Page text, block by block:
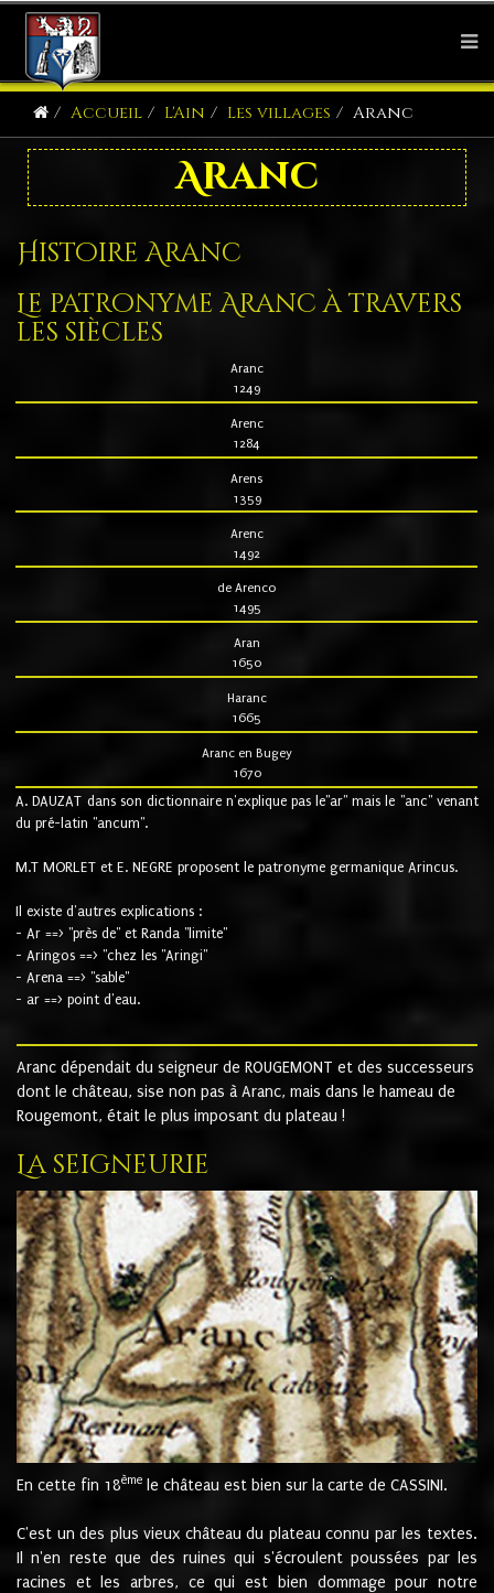
Accueil L'Ain Les villages Aranc
Aranc
Histoire Aranc
Le patronyme Aranc à travers
les siècles
Aranc
1249
Arenc
1284
Arens
1359
Arenc
1492
de Arenco
1495
Aran
1650
Haranc
1665
Aranc en Bugey
1670
A. DAUZAT dans son dictionnaire n'explique pas le"ar" mais le "anc" venant
du pré-latin "ancum".
M.T MORLET et E. NEGRE proposent le patronyme germanique Arincus.
Il existe d'autres explications :
- Ar ==> "près de" et Randa "limite"
- Aringos ==> "chez les "Aringi"
- Arena ==> "sable"
- ar ==> point d'eau.
Aranc dépendait du seigneur de ROUGEMONT et des successeurs
dont le château, sise non pas à Aranc, mais dans le hameau de
Rougemont, était le plus imposant du plateau !
La seigneurie
En cette fin 18ème le château est bien sur la carte de CASSINI.
C'est un des plus vieux château du plateau connu par les textes.
Il n'en reste que des ruines qui s'écroulent poussées par les
racines et les arbres, ce qui est bien dommage pour notre